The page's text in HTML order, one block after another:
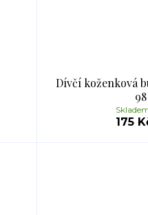
Dívčí koženková
98
175